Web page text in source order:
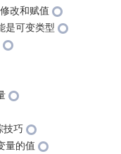
改和赋值
是可变类型
技巧
量的值